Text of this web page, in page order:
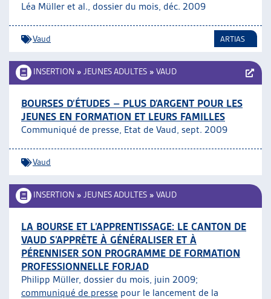
Léa Müller et al., dossier du mois, déc. 2009
Vaud ARTIAS
INSERTION » JEUNES ADULTES » VAUD
BOURSES D’ÉTUDES – PLUS D’ARGENT POUR LES
JEUNES EN FORMATION ET LEURS FAMILLES
Communiqué de presse, Etat de Vaud, sept. 2009
Vaud
INSERTION » JEUNES ADULTES » VAUD
LA BOURSE ET L’APPRENTISSAGE: LE CANTON DE
VAUD S’APPRÊTE À GÉNÉRALISER ET À
PÉRENNISER SON PROGRAMME DE FORMATION
PROFESSIONNELLE FORJAD
Philipp Müller, dossier du mois, juin 2009;
communiqué de presse pour le lancement de la